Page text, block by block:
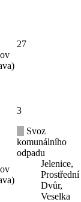
27
3
Svoz
komunálního
odpadu
Jelenice,
Prostřední
Dvůr,
Veselka